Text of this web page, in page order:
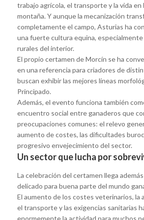
trabajo agrícola, el transporte y la vida en
montaña. Y aunque la mecanización
completamente el campo, Asturias ha
una fuerte cultura equina, especialmente
rurales del interior.
El propio certamen de Morcín se ha
en una referencia para criadores de
buscan exhibir las mejores líneas
Principado.
Además, el evento funciona también
encuentro social entre ganaderos que
preocupaciones comunes: el relevo
aumento de costes, las dificultades
progresivo envejecimiento del sector.
Un sector que lucha por
La celebración del certamen llega
delicado para buena parte del mundo
El aumento de los costes veterinarios, la
el transporte y las exigencias sanitarias
enormemente la actividad para muchos